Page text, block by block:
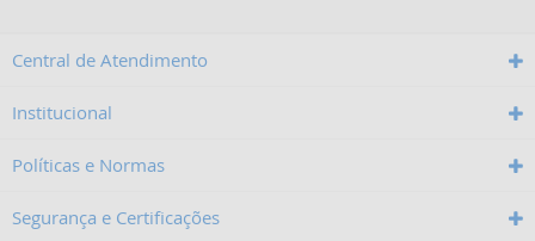
Central de Atendimento
Institucional
Políticas e Normas
Segurança e Certificações